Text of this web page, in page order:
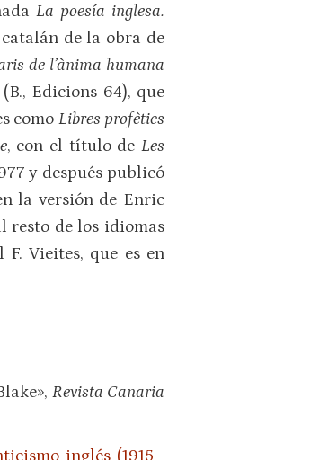
La poesía inglesa.
de la obra de
de l’ànima humana
(B., Edicions 64), que
como Libres profètics
, con el título de Les
y después publicó
la versión de Enric
resto de los idiomas
Vieites, que es en
Revista Canaria